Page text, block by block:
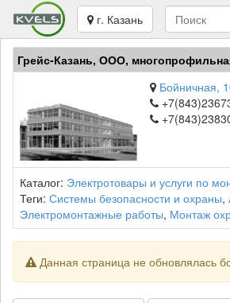
г. Казань
Грейс-Казань, ООО,
Бойничная,
Каталог: Электротовары и услуги по
Теги: Системы безопасности и охраны,
Электромонтажные работы, Монтаж
Данная страница не обновлялась